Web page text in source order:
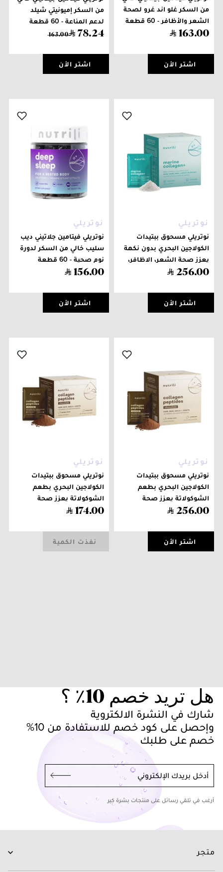
من السكر غلو اند غرو لصحة
الشعر والأظافر - 60 قطعة
163.00
اشتر الأن
من السكر إميونيتي شيلد
لدعم المناعة - 60 قطعة
78.24
163.00
اشتر الأن
نوتريلي
نوتريلي مسحوق ببتيدات
الكولاجين البحري بدون نكهة
يعزز صحة الشعر، الاظافر،
البشرة، العظام والمفاصل -
256.00
اشتر الأن
نوتريلي
نوتريلي فيتامين جلاتيني ديب
سليب خالي من السكر لدورة
نوم صحية - 60 قطعة
156.00
اشتر الأن
نوتريلي
نوتريلي مسحوق ببتيدات
الكولاجين البحري بطعم
الشوكولاتة يعزز صحة
الشعر، الاظافر، البشرة،
256.00
اشتر الأن
نوتريلي
نوتريلي مسحوق ببتيدات
الكولاجين البحري بطعم
الشوكولاتة يعزز صحة
الشعر، الاظافر، البشرة،
174.00
نفذت الكمية
هل تريد خصم 10٪ ؟
شارك في النشرة الالكتروية
وإحصل على كود خصم للاستفادة من 10%
خصم على طلبك
أدخل بريدك الإلكتروني
أرغب في تلقي رسائل على منتجات بشرة كير
متجر